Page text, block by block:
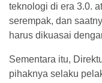
teknologi di era 3.0.
serempak, dan
harus dikuasai
Sementara itu,
pihaknya selaku